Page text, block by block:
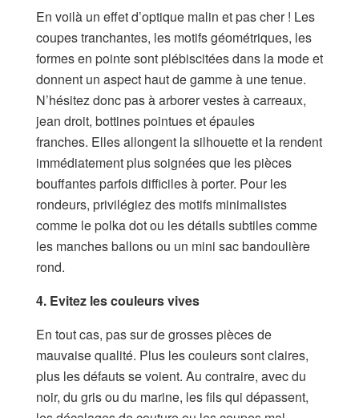
En voilà un effet d’optique malin et pas cher ! Les
coupes tranchantes, les motifs géométriques, les
formes en pointe sont plébiscitées dans la mode et
donnent un aspect haut de gamme à une tenue.
N’hésitez donc pas à arborer vestes à carreaux,
jean droit, bottines pointues et épaules
franches. Elles allongent la silhouette et la rendent
immédiatement plus soignées que les pièces
bouffantes parfois difficiles à porter. Pour les
rondeurs, privilégiez des motifs minimalistes
comme le polka dot ou les détails subtiles comme
les manches ballons ou un mini sac bandoulière
rond.
4. Evitez les couleurs vives
En tout cas, pas sur de grosses pièces de
mauvaise qualité. Plus les couleurs sont claires,
plus les défauts se voient. Au contraire, avec du
noir, du gris ou du marine, les fils qui dépassent,